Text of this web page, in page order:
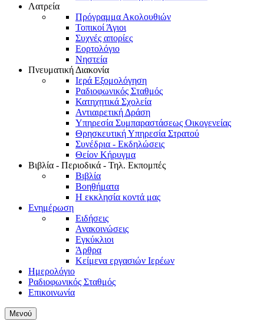
Λατρεία
Πρόγραμμα Ακολουθιών
Τοπικοί Άγιοι
Συχνές απορίες
Εορτολόγιο
Νηστεία
Πνευματική Διακονία
Ιερά Εξομολόγηση
Ραδιοφωνικός Σταθμός
Κατηχητικά Σχολεία
Αντιαιρετική Δράση
Υπηρεσία Συμπαραστάσεως Οικογενείας
Θρησκευτική Υπηρεσία Στρατού
Συνέδρια - Εκδηλώσεις
Θείον Κήρυγμα
Βιβλία - Περιοδικά - Τηλ. Εκπομπές
Βιβλία
Βοηθήματα
Η εκκλησία κοντά μας
Ενημέρωση
Ειδήσεις
Ανακοινώσεις
Εγκύκλιοι
Άρθρα
Κείμενα εργασιών Ιερέων
Ημερολόγιο
Ραδιοφωνικός Σταθμός
Επικοινωνία
Μενού